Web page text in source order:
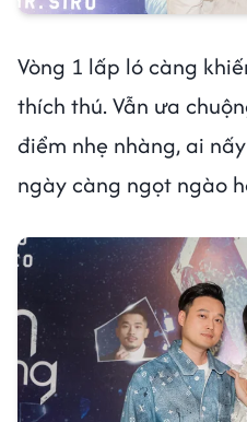
Vòng 1 lấp ló càng
thích thú. Vẫn ưa
điểm nhẹ nhàng, ai
ngày càng ngọt ngào